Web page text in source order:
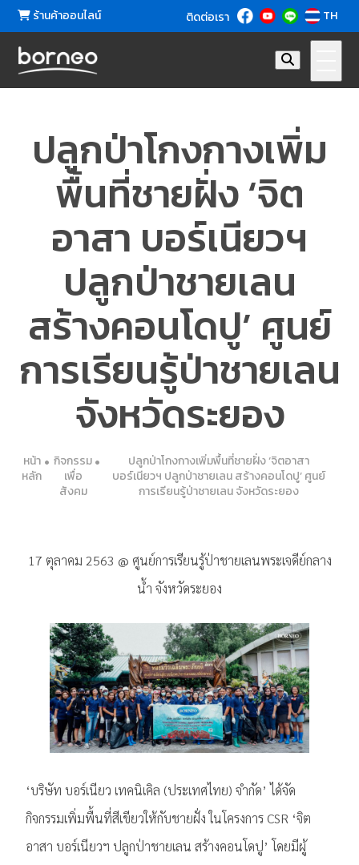
ร้านค้าออนไลน์ ติดต่อเรา TH
ปลูกป่าโกงกางเพิ่ม
พื้นที่ชายฝั่ง ‘จิต
อาสา บอร์เนียวฯ
ปลูกป่าชายเลน
สร้างคอนโดปู’ ศูนย์
การเรียนรู้ป่าชายเลน
จังหวัดระยอง
หน้า
หลัก
กิจกรรม
เพื่อ
สังคม
ปลูกป่าโกงกางเพิ่มพื้นที่ชายฝั่ง ‘จิตอาสา
บอร์เนียวฯ ปลูกป่าชายเลน สร้างคอนโดปู’ ศูนย์
การเรียนรู้ป่าชายเลน จังหวัดระยอง
17 ตุลาคม 2563 @ ศูนย์การเรียนรู้ป่าชายเลนพระเจดีย์กลาง
น้ำ จังหวัดระยอง
‘บริษัท บอร์เนียว เทคนิเคิล (ประเทศไทย) จำกัด’ ได้จัด
กิจกรรมเพิ่มพื้นที่สีเขียวให้กับชายฝั่ง ในโครงการ CSR ‘จิต
อาสา บอร์เนียวฯ ปลูกป่าชายเลน สร้างคอนโดปู’ โดยมีผู้